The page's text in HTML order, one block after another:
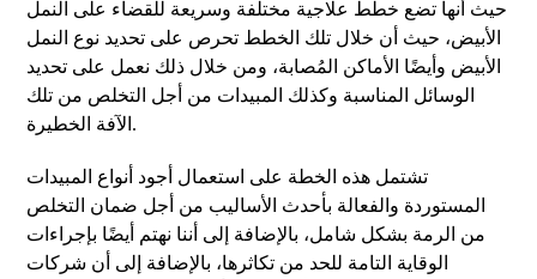
حيث أنها تضع خطط علاجية مختلفة وسريعة للقضاء على النمل
الأبيض، حيث أن خلال تلك الخطط تحرص على تحديد نوع النمل
الأبيض وأيضًا الأماكن المُصابة، ومن خلال ذلك نعمل على تحديد
الوسائل المناسبة وكذلك المبيدات من أجل التخلص من تلك
الآفة الخطيرة.
تشتمل هذه الخطة على استعمال أجود أنواع المبيدات
المستوردة والفعالة بأحدث الأساليب من أجل ضمان التخلص
من الرمة بشكل شامل، بالإضافة إلى أننا نهتم أيضًا بإجراءات
الوقاية التامة للحد من تكاثرها، بالإضافة إلى أن شركات